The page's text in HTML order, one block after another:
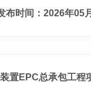
布时间：2026年05
置EPC总承包工程